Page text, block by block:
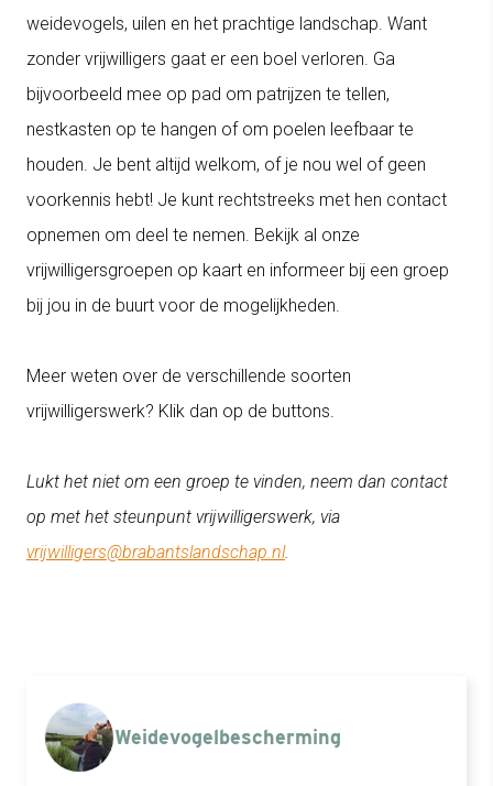
weidevogels, uilen en het prachtige landschap. Want
zonder vrijwilligers gaat er een boel verloren. Ga
bijvoorbeeld mee op pad om patrijzen te tellen,
nestkasten op te hangen of om poelen leefbaar te
houden. Je bent altijd welkom, of je nou wel of geen
voorkennis hebt! Je kunt rechtstreeks met hen contact
opnemen om deel te nemen. Bekijk al onze
vrijwilligersgroepen op kaart en informeer bij een groep
bij jou in de buurt voor de mogelijkheden.
Meer weten over de verschillende soorten
vrijwilligerswerk? Klik dan op de buttons.
Lukt het niet om een groep te vinden, neem dan contact
op met het steunpunt vrijwilligerswerk, via
vrijwilligers@brabantslandschap.nl.
Weidevogelbescherming